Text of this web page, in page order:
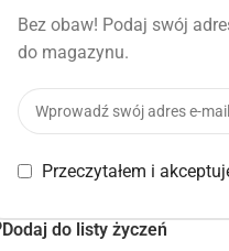
Bez obaw! Podaj swój
do magazynu.
Przeczytałem i
Dodaj do listy życzeń